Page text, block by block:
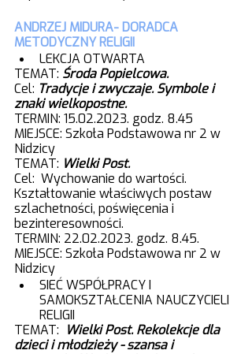
ANDRZEJ MIDURA- DORADCA
METODYCZNY RELIGII
LEKCJA OTWARTA
TEMAT: Środa Popielcowa.
Cel: Tradycje i zwyczaje. Symbole i
znaki wielkopostne.
TERMIN: 15.02.2023. godz. 8.45
MIEJSCE: Szkoła Podstawowa nr 2 w
Nidzicy
TEMAT: Wielki Post.
Cel:  Wychowanie do wartości.
Kształtowanie właściwych postaw
szlachetności, poświęcenia i
bezinteresowności.
TERMIN: 22.02.2023. godz. 8.45.
MIEJSCE: Szkoła Podstawowa nr 2 w
Nidzicy
SIEĆ WSPÓŁPRACY I
SAMOKSZTAŁCENIA NAUCZYCIELI
RELIGII
TEMAT: Wielki Post. Rekolekcje dla
dzieci i młodzieży - szansa i